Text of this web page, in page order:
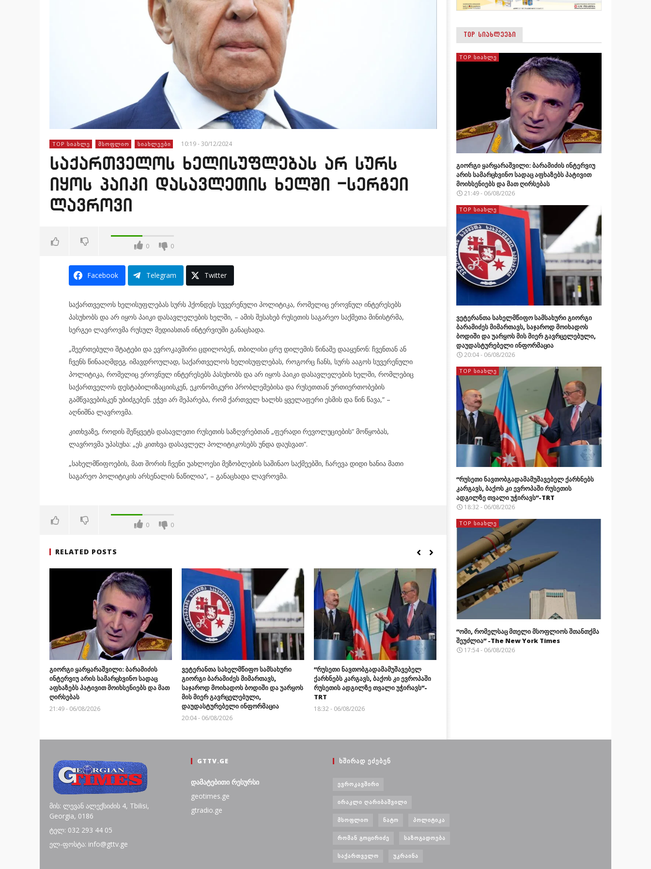
TOP ᲡᲘᲐᲮᲚᲔ ᲛᲡᲝᲤᲚᲘᲝ ᲡᲘᲐᲮᲚᲔᲔᲑᲘ 10:19 - 30/12/2024
საქართველოს ხელისუფლებას არ სურს
იყოს პაიკი დასავლეთის ხელში -სერგეი
ლავროვი
0 0
Facebook Telegram Twitter
საქართველოს ხელისუფლებას სურს ჰქონდეს სუვერენული პოლიტიკა, რომელიც ეროვნულ ინტერესებს
პასუხობს და არ იყოს პაიკი დასავლელების ხელში, – ამის შესახებ რუსეთის საგარეო საქმეთა მინისტრმა,
სერგეი ლავროვმა რუსულ მედიასთან ინტერვიუში განაცხადა.
„შეერთებული შტატები და ევროკავშირი ცდილობენ, თბილისი ცრუ დილემის წინაშე დააყენონ: ჩვენთან ან
ჩვენს წინააღმდეგ. იმავდროულად, საქართველოს ხელისუფლებას, როგორც ჩანს, სურს ააგოს სუვერენული
პოლიტიკა, რომელიც ეროვნულ ინტერესებს პასუხობს და არ იყოს პაიკი დასავლელების ხელში, რომლებიც
საქართველოს დესტაბილიზაციისკენ, ეკონომიკური პრობლემებისა და რუსეთთან ურთიერთობების
გამწვავებისკენ უბიძგებენ. ეჭვი არ მეპარება, რომ ქართველ ხალხს ყველაფერი ესმის და წინ წავა,“ –
აღნიშნა ლავროვმა.
კითხვაზე, როდის შეწყვეტს დასავლეთი რუსეთის საზღვრებთან „ფერადი რევოლუციების“ მოწყობას,
ლავროვმა უპასუხა: „ეს კითხვა დასავლელ პოლიტიკოსებს უნდა დაუსვათ“.
„სახელმწიფოების, მათ შორის ჩვენი უახლოესი მეზობლების საშინაო საქმეებში, ჩარევა დიდი ხანია მათი
საგარეო პოლიტიკის არსენალის ნაწილია“, – განაცხადა ლავროვმა.
0 0
RELATED POSTS
გიორგი ყარყარაშვილი: ბარამიძის
ინტერვიუ არის სამარცხვინო სადაც
აფხაზებს პატივით მოიხსენიებს და მათ
ღირსებას
21:49 - 06/08/2026
ვეტერანთა სახელმწიფო სამსახური
გიორგი ბარამიძეს მიმართავს,
საჯაროდ მოიხადოს ბოდიში და უარყოს
მის მიერ გავრცელებული,
დაუდასტურებელი ინფორმაცია
20:04 - 06/08/2026
“რუსეთი ნავთობგადამამუშავებელ
ქარხნებს კარგავს, ბაქოს კი ევროპაში
რუსეთის ადგილზე თვალი უჭირავს”-
TRT
18:32 - 06/08/2026
TOP ᲡᲘᲐᲮᲚᲔᲔᲑᲘ
TOP ᲡᲘᲐᲮᲚᲔ
გიორგი ყარყარაშვილი: ბარამიძის ინტერვიუ
არის სამარცხვინო სადაც აფხაზებს პატივით
მოიხსენიებს და მათ ღირსებას
21:49 - 06/08/2026
TOP ᲡᲘᲐᲮᲚᲔ
ვეტერანთა სახელმწიფო სამსახური გიორგი
ბარამიძეს მიმართავს, საჯაროდ მოიხადოს
ბოდიში და უარყოს მის მიერ გავრცელებული,
დაუდასტურებელი ინფორმაცია
20:04 - 06/08/2026
TOP ᲡᲘᲐᲮᲚᲔ
“რუსეთი ნავთობგადამამუშავებელ ქარხნებს
კარგავს, ბაქოს კი ევროპაში რუსეთის
ადგილზე თვალი უჭირავს”-TRT
18:32 - 06/08/2026
TOP ᲡᲘᲐᲮᲚᲔ
“ომი, რომელსაც მთელი მსოფლიოს შთანთქმა
შეუძლია” -The New York Times
17:54 - 06/08/2026
მის: ლევან ალექსიძის 4, Tbilisi,
Georgia, 0186
ტელ: 032 293 44 05
ელ-ფოსტა: info@gttv.ge
GTTV.GE
დამატებითი რესურსი
geotimes.ge
gtradio.ge
ᲮᲨᲘᲠᲐᲓ ᲔᲫᲔᲑᲔᲜ
ᲔᲕᲠᲝᲙᲐᲕᲨᲘᲠᲘ
ᲘᲠᲐᲙᲚᲘ ᲦᲐᲠᲘᲑᲐᲨᲕᲘᲚᲘ
ᲛᲡᲝᲤᲚᲘᲝ ᲜᲐᲢᲝ ᲞᲝᲚᲘᲢᲘᲙᲐ
ᲠᲝᲛᲐᲜ ᲒᲝᲪᲘᲠᲘᲫᲔ ᲡᲐᲖᲝᲒᲐᲓᲝᲔᲑᲐ
ᲡᲐᲥᲐᲠᲗᲕᲔᲚᲝ ᲣᲙᲠᲐᲘᲜᲐ